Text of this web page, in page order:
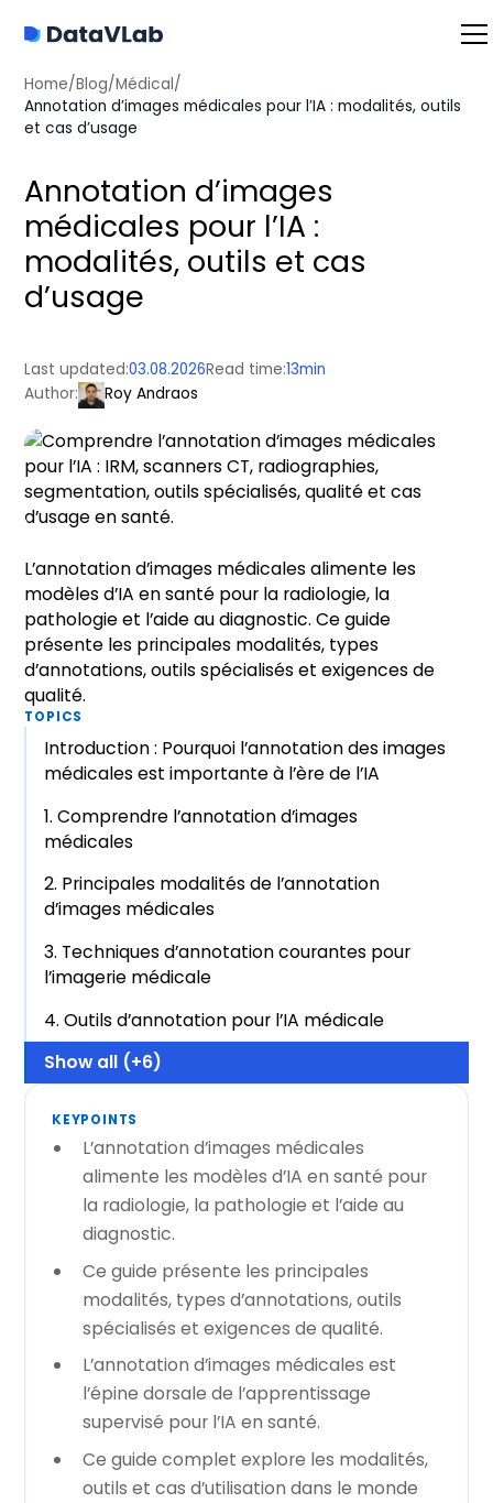
Home/Blog/Médical/
Annotation d’images médicales pour l’IA : modalités, outils
et cas d’usage
Annotation d’images
médicales pour l’IA :
modalités, outils et cas
d’usage
Last updated:03.08.2026Read time:13min
Author:
Roy Andraos
L’annotation d’images médicales alimente les
modèles d’IA en santé pour la radiologie, la
pathologie et l’aide au diagnostic. Ce guide
présente les principales modalités, types
d’annotations, outils spécialisés et exigences de
qualité.
TOPICS
Introduction : Pourquoi l’annotation des images
médicales est importante à l’ère de l’IA
1. Comprendre l’annotation d’images
médicales
2. Principales modalités de l’annotation
d’images médicales
3. Techniques d’annotation courantes pour
l’imagerie médicale
4. Outils d’annotation pour l’IA médicale
Show all (+6)
KEYPOINTS
L’annotation d’images médicales
alimente les modèles d’IA en santé pour
la radiologie, la pathologie et l’aide au
diagnostic.
Ce guide présente les principales
modalités, types d’annotations, outils
spécialisés et exigences de qualité.
L’annotation d’images médicales est
l’épine dorsale de l’apprentissage
supervisé pour l’IA en santé.
Ce guide complet explore les modalités,
outils et cas d’utilisation dans le monde